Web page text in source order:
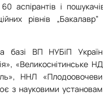
аспірантів і
рівнів „Бакалавр”
базі ВП НУБіП
«Великоснітинське
, ННЛ
з науковими